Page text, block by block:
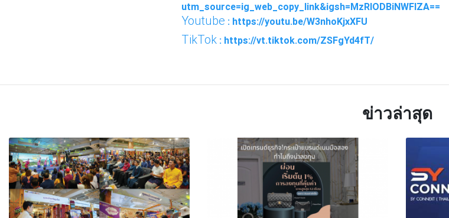
utm_source=ig_web_copy_link&igsh=MzRlODBiNWFlZA==
Youtube : https://youtu.be/W3nhoKjxXFU
TikTok : https://vt.tiktok.com/ZSFgYd4fT/
ข่าวล่าสุด